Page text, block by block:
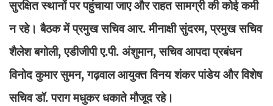
सुरक्षित स्थानों पर पहुंचाया जाए और राहत सामग्री की कोई कमी
न रहे। बैठक में प्रमुख सचिव आर. मीनाक्षी सुंदरम, प्रमुख सचिव
शैलेश बगोली, एडीजीपी ए.पी. अंशुमान, सचिव आपदा प्रबंधन
विनोद कुमार सुमन, गढ़वाल आयुक्त विनय शंकर पांडेय और विशेष
सचिव डॉ. पराग मधुकर धकाते मौजूद रहे।